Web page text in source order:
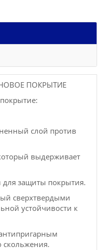
ПОКРЫТИЕ
слой против
выдерживает
защиты покрытия.
сверхтвердыми
устойчивости к
скольжения.